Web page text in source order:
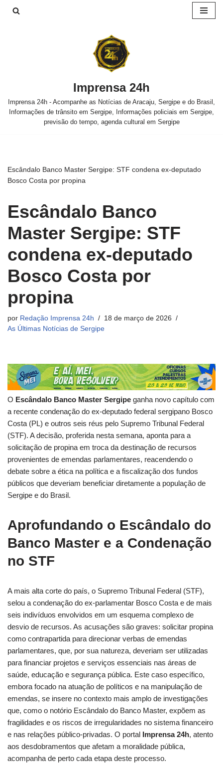
Imprensa 24h
Imprensa 24h - Acompanhe as Notícias de Aracaju, Sergipe e do Brasil,
Informações de trânsito em Sergipe, Informações policiais em Sergipe,
previsão do tempo, agenda cultural em Sergipe
Escândalo Banco Master Sergipe: STF condena ex-deputado
Bosco Costa por propina
Escândalo Banco
Master Sergipe: STF
condena ex-deputado
Bosco Costa por
propina
por Redação Imprensa 24h
18 de março de 2026
As Últimas Notícias de Sergipe
O Escândalo Banco Master Sergipe ganha novo capítulo com
a recente condenação do ex-deputado federal sergipano Bosco
Costa (PL) e outros seis réus pelo Supremo Tribunal Federal
(STF). A decisão, proferida nesta semana, aponta para a
solicitação de propina em troca da destinação de recursos
provenientes de emendas parlamentares, reacendendo o
debate sobre a ética na política e a fiscalização dos fundos
públicos que deveriam beneficiar diretamente a população de
Sergipe e do Brasil.
Aprofundando o Escândalo do
Banco Master e a Condenação
no STF
A mais alta corte do país, o Supremo Tribunal Federal (STF),
selou a condenação do ex-parlamentar Bosco Costa e de mais
seis indivíduos envolvidos em um esquema complexo de
desvio de recursos. As acusações são graves: solicitar propina
como contrapartida para direcionar verbas de emendas
parlamentares, que, por sua natureza, deveriam ser utilizadas
para financiar projetos e serviços essenciais nas áreas de
saúde, educação e segurança pública. Este caso específico,
embora focado na atuação de políticos e na manipulação de
emendas, se insere no contexto mais amplo de investigações
que, como o notório Escândalo do Banco Master, expõem as
fragilidades e os riscos de irregularidades no sistema financeiro
e nas relações público-privadas. O portal Imprensa 24h, atento
aos desdobramentos que afetam a moralidade pública,
acompanha de perto cada etapa deste processo.